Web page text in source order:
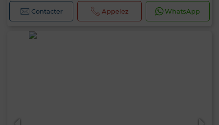
Contacter Appelez WhatsApp